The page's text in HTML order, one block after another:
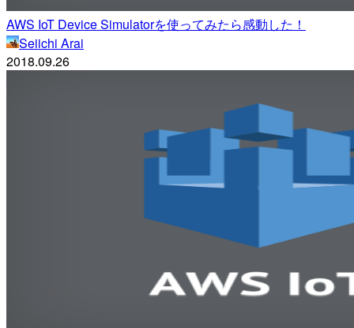
AWS IoT Device Simulatorを使ってみたら感動した！
Seiichi Arai
2018.09.26